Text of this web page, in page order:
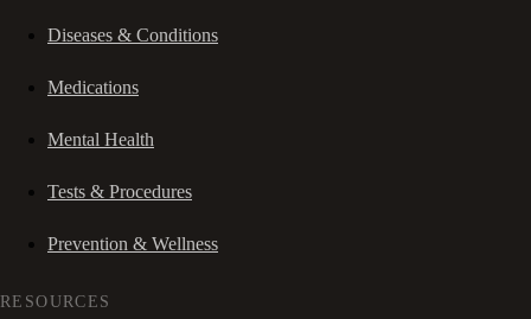
Diseases & Conditions
Medications
Mental Health
Tests & Procedures
Prevention & Wellness
RESOURCES